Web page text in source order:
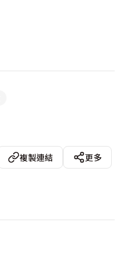
複製連結
更多